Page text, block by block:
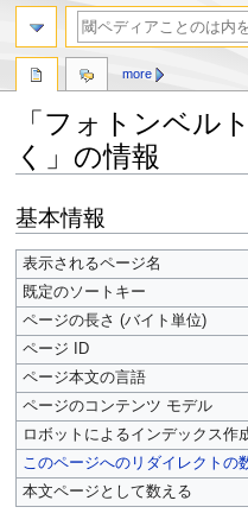
「フォトンベル
く」の情報
ナ
ビ
ゲ
ー
シ
ョ
ン
に
移
動
検
索
に
移
動
基本情報
表示されるページ名
既定のソートキー
ページの長さ (バイト単位)
ページ ID
ページ本文の言語
ページのコンテンツ モデル
ロボットによるインデックス作
このページへのリダイレクトの
本文ページとして数える
more